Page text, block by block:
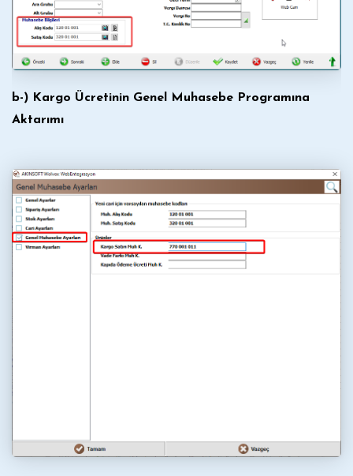
b-) Kargo Ücretinin Genel Muhasebe Programına
Aktarımı